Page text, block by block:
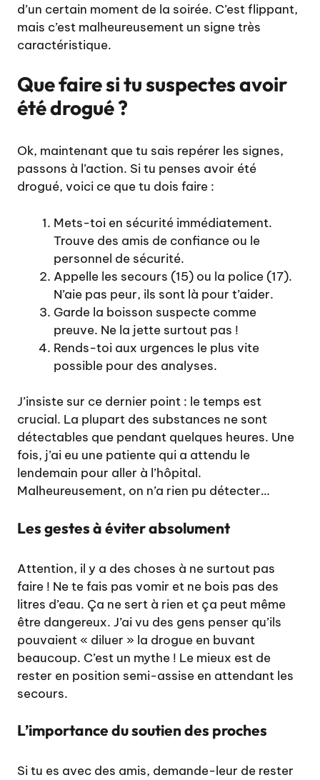
d’un certain moment de la soirée. C’est flippant,
mais c’est malheureusement un signe très
caractéristique.
Que faire si tu suspectes avoir
été drogué ?
Ok, maintenant que tu sais repérer les signes,
passons à l’action. Si tu penses avoir été
drogué, voici ce que tu dois faire :
Mets-toi en sécurité immédiatement.
Trouve des amis de confiance ou le
personnel de sécurité.
Appelle les secours (15) ou la police (17).
N’aie pas peur, ils sont là pour t’aider.
Garde la boisson suspecte comme
preuve. Ne la jette surtout pas !
Rends-toi aux urgences le plus vite
possible pour des analyses.
J’insiste sur ce dernier point : le temps est
crucial. La plupart des substances ne sont
détectables que pendant quelques heures. Une
fois, j’ai eu une patiente qui a attendu le
lendemain pour aller à l’hôpital.
Malheureusement, on n’a rien pu détecter…
Les gestes à éviter absolument
Attention, il y a des choses à ne surtout pas
faire ! Ne te fais pas vomir et ne bois pas des
litres d’eau. Ça ne sert à rien et ça peut même
être dangereux. J’ai vu des gens penser qu’ils
pouvaient « diluer » la drogue en buvant
beaucoup. C’est un mythe ! Le mieux est de
rester en position semi-assise en attendant les
secours.
L’importance du soutien des proches
Si tu es avec des amis, demande-leur de rester